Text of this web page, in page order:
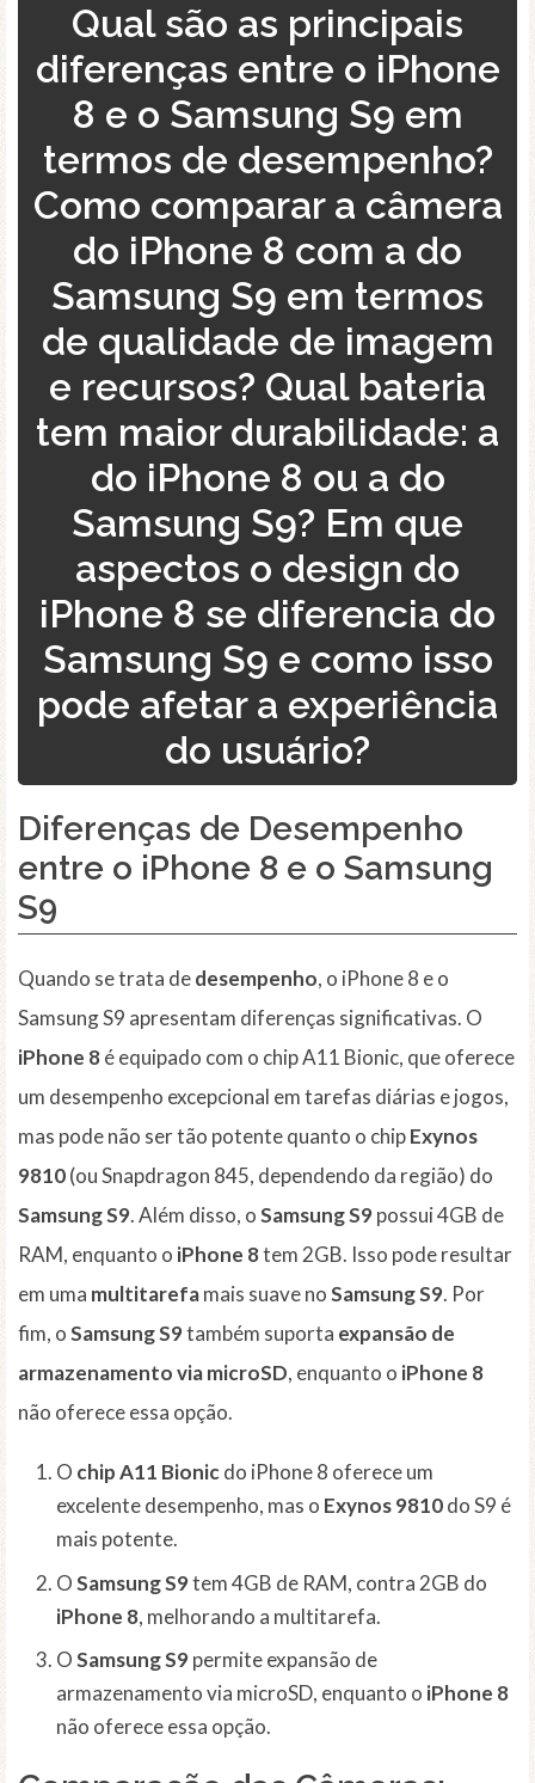
Qual são as principais
diferenças entre o iPhone
8 e o Samsung S9 em
termos de desempenho?
Como comparar a câmera
do iPhone 8 com a do
Samsung S9 em termos
de qualidade de imagem
e recursos? Qual bateria
tem maior durabilidade: a
do iPhone 8 ou a do
Samsung S9? Em que
aspectos o design do
iPhone 8 se diferencia do
Samsung S9 e como isso
pode afetar a experiência
do usuário?
Diferenças de Desempenho
entre o iPhone 8 e o Samsung
S9
Quando se trata dedesempenho, o iPhone 8 e o
Samsung S9 apresentam diferenças significativas. O
iPhone 8é equipado com o chip A11 Bionic, que oferece
um desempenho excepcional em tarefas diárias e jogos,
mas pode não ser tão potente quanto o chipExynos
9810(ou Snapdragon 845, dependendo da região) do
Samsung S9. Além disso, oSamsung S9possui 4GB de
RAM, enquanto o iPhone 8tem 2GB. Isso pode resultar
em uma multitarefamais suave noSamsung S9. Por
fim, oSamsung S9também suporta expansão de
armazenamento via microSD, enquanto o iPhone 8
não oferece essa opção.
O chip A11 Bionicdo iPhone 8 oferece um
excelente desempenho, mas o Exynos 9810do S9 é
mais potente.
OSamsung S9tem 4GB de RAM, contra 2GB do
iPhone 8, melhorando a multitarefa.
OSamsung S9permite expansão de
armazenamento via microSD, enquanto o iPhone 8
não oferece essa opção.